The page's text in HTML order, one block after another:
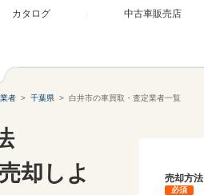
カタログ 中古車販売店
者 千葉県 白井市の車買取・査定業者一覧
却しよ
売却方法
必須